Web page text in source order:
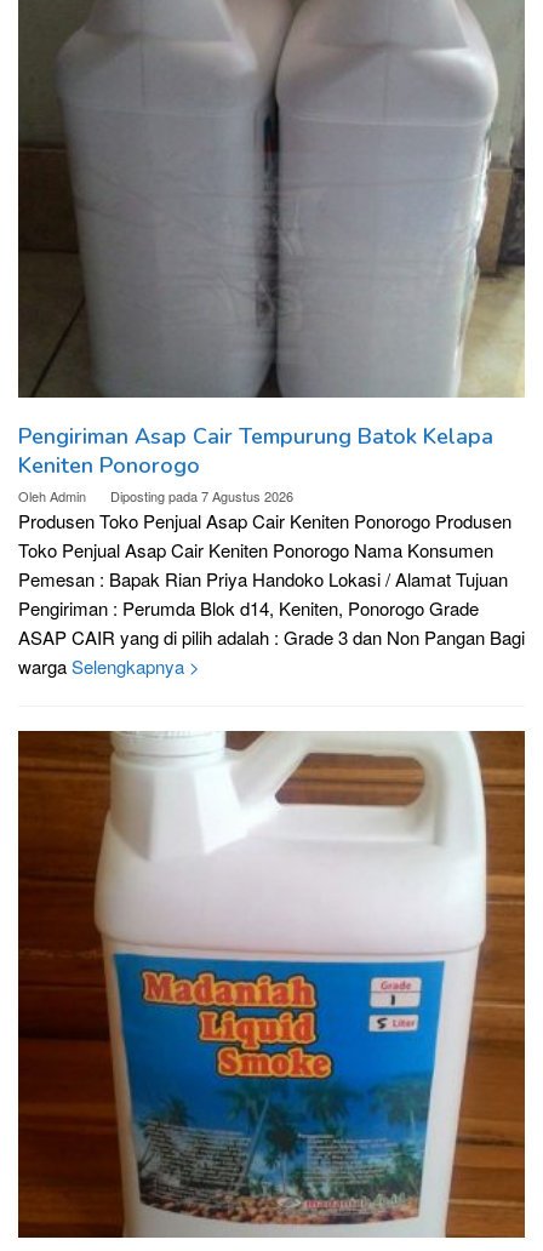
Pengiriman Asap Cair Tempurung Batok Kelapa
Keniten Ponorogo
OlehAdmin Diposting pada7 Agustus 2026
Produsen Toko Penjual Asap Cair Keniten Ponorogo Produsen
Toko Penjual Asap Cair Keniten Ponorogo Nama Konsumen
Pemesan : Bapak Rian Priya Handoko Lokasi / Alamat Tujuan
Pengiriman : Perumda Blok d14, Keniten, Ponorogo Grade
ASAP CAIR yang di pilih adalah : Grade 3 dan Non Pangan Bagi
wargaSelengkapnya >